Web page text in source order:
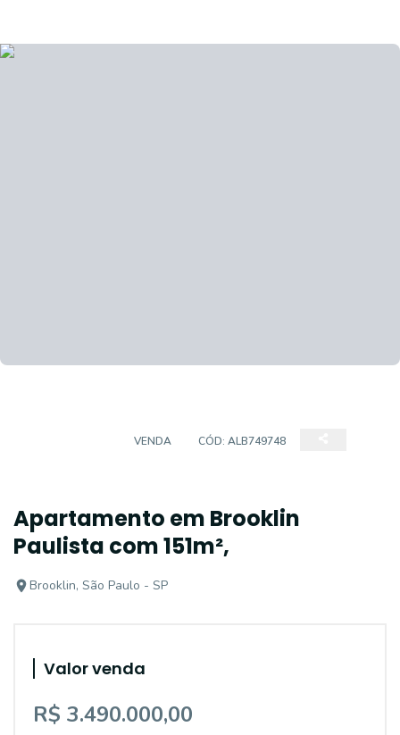
VENDA CÓD: ALB749748
Apartamento em Brooklin
Paulista com 151m²,
Brooklin, São Paulo - SP
Valor venda
R$ 3.490.000,00